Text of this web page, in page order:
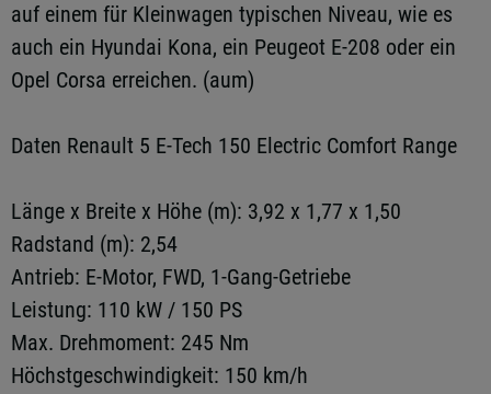
auf einem für Kleinwagen typischen Niveau, wie es
auch ein Hyundai Kona, ein Peugeot E-208 oder ein
Opel Corsa erreichen. (aum)
Daten Renault 5 E-Tech 150 Electric Comfort Range
Länge x Breite x Höhe (m): 3,92 x 1,77 x 1,50
Radstand (m): 2,54
Antrieb: E-Motor, FWD, 1-Gang-Getriebe
Leistung: 110 kW / 150 PS
Max. Drehmoment: 245 Nm
Höchstgeschwindigkeit: 150 km/h